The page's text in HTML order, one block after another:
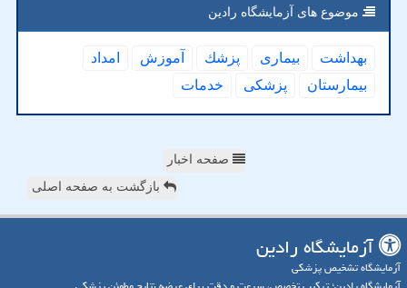
موضوع های آزمایشگاه رادین
بهداشت بیماری پزشك آموزش
امداد
بیمارستان
پزشكی خدمات
صفحه اخبار
بازگشت به صفحه اصلی
آزمایشگاه رادین
آزمایشگاه تشخیص پزشکی